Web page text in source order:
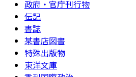
政府・官庁刊行物
伝記
書誌
某書店図書
特殊出版物
東洋文庫